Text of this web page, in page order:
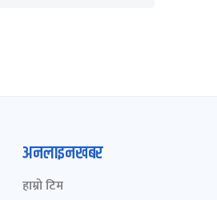
अनलाइनखबर
हाम्रो टिम